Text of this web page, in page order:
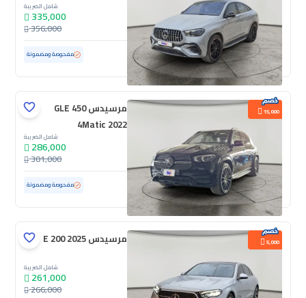
شامل الضريبة
335,000
356,000
مستعملة 90,319 كم مفحوصة ومضمونة
15,000
مرسيدس GLE 450
4Matic 2022
شامل الضريبة
286,000
301,000
مستعملة 37,000 كم ممشى قليل مفحوصة ومضمونة
5,000 مرسيدس E 200 2025
شامل الضريبة
261,000
266,000